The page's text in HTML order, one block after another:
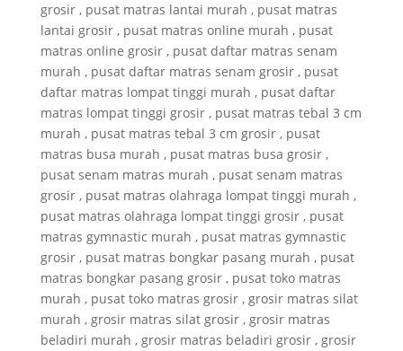
grosir , pusat matras lantai murah , pusat matras
lantai grosir , pusat matras online murah , pusat
matras online grosir , pusat daftar matras senam
murah , pusat daftar matras senam grosir , pusat
daftar matras lompat tinggi murah , pusat daftar
matras lompat tinggi grosir , pusat matras tebal 3 cm
murah , pusat matras tebal 3 cm grosir , pusat
matras busa murah , pusat matras busa grosir ,
pusat senam matras murah , pusat senam matras
grosir , pusat matras olahraga lompat tinggi murah ,
pusat matras olahraga lompat tinggi grosir , pusat
matras gymnastic murah , pusat matras gymnastic
grosir , pusat matras bongkar pasang murah , pusat
matras bongkar pasang grosir , pusat toko matras
murah , pusat toko matras grosir , grosir matras silat
murah , grosir matras silat grosir , grosir matras
beladiri murah , grosir matras beladiri grosir , grosir